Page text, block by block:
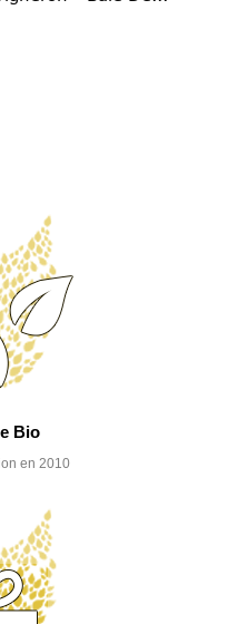
Bio
en 2010